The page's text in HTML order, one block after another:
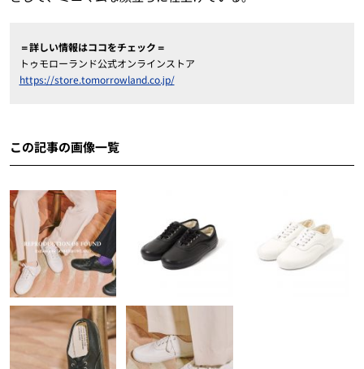
＝詳しい情報はココをチェック＝
トゥモローランド公式オンラインストア
https://store.tomorrowland.co.jp/
この記事の画像一覧